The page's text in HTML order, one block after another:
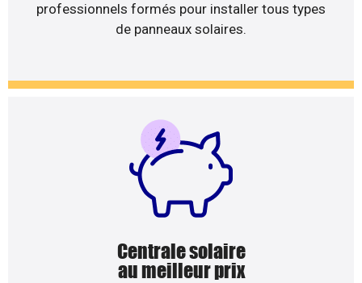
professionnels formés pour installer tous types
de panneaux solaires.
Centrale solaire
au meilleur prix